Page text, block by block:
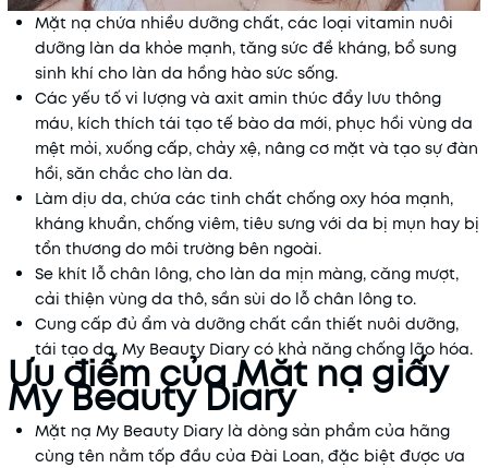
Mặt nạ chứa nhiều dưỡng chất, các loại vitamin nuôi
dưỡng làn da khỏe mạnh, tăng sức đề kháng, bổ sung
sinh khí cho làn da hồng hào sức sống.
Các yếu tố vi lượng và axit amin thúc đẩy lưu thông
máu, kích thích tái tạo tế bào da mới, phục hồi vùng da
mệt mỏi, xuống cấp, chảy xệ, nâng cơ mặt và tạo sự đàn
hồi, săn chắc cho làn da.
Làm dịu da, chứa các tinh chất chống oxy hóa mạnh,
kháng khuẩn, chống viêm, tiêu sưng với da bị mụn hay bị
tổn thương do môi trường bên ngoài.
Se khít lỗ chân lông, cho làn da mịn màng, căng mượt,
cải thiện vùng da thô, sần sùi do lỗ chân lông to.
Cung cấp đủ ẩm và dưỡng chất cần thiết nuôi dưỡng,
tái tạo da, My Beauty Diary có khả năng chống lão hóa.
Ưu điểm của Mặt nạ giấy
My Beauty Diary
Mặt nạ My Beauty Diary là dòng sản phẩm của hãng
cùng tên nằm tốp đầu của Đài Loan, đặc biệt được ưa